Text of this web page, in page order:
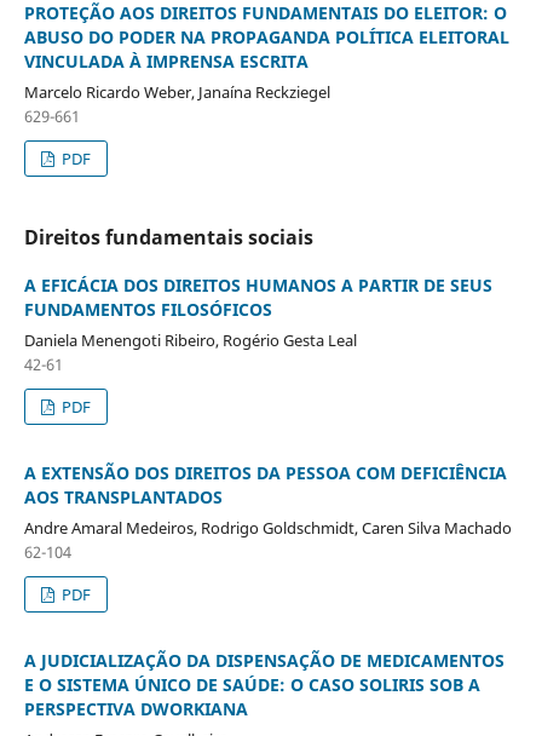
PROTEÇÃO AOS DIREITOS FUNDAMENTAIS DO ELEITOR: O
ABUSO DO PODER NA PROPAGANDA POLÍTICA ELEITORAL
VINCULADA À IMPRENSA ESCRITA
Marcelo Ricardo Weber, Janaína Reckziegel
629-661
PDF
Direitos fundamentais sociais
A EFICÁCIA DOS DIREITOS HUMANOS A PARTIR DE SEUS
FUNDAMENTOS FILOSÓFICOS
Daniela Menengoti Ribeiro, Rogério Gesta Leal
42-61
PDF
A EXTENSÃO DOS DIREITOS DA PESSOA COM DEFICIÊNCIA
AOS TRANSPLANTADOS
Andre Amaral Medeiros, Rodrigo Goldschmidt, Caren Silva Machado
62-104
PDF
A JUDICIALIZAÇÃO DA DISPENSAÇÃO DE MEDICAMENTOS
E O SISTEMA ÚNICO DE SAÚDE: O CASO SOLIRIS SOB A
PERSPECTIVA DWORKIANA